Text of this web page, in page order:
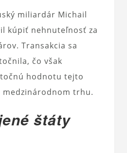
miliardár Michail
kúpiť nehnuteľnosť za
Transakcia sa
čo však
hodnotu tejto
trhu.
štáty